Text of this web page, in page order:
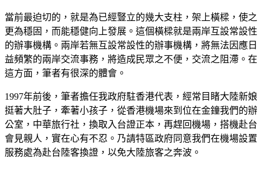
當前最迫切的，就是為已經豎立的幾大支柱，架上橫樑，使之
更為穩固，而能穩健向上發展。這個橫樑就是兩岸互設常設性
的辦事機構。兩岸若無互設常設性的辦事機構，將無法因應日
益頻繁的兩岸交流事務，將造成民眾之不便，交流之阻滯。在
這方面，筆者有很深的體會。
1997年前後，筆者擔任我政府駐香港代表，經常目睹大陸新娘
挺著大肚子，牽著小孩子，從香港機場來到位在金鐘我們的辦
公室，中華旅行社，換取入台證正本，再趕回機場，搭機赴台
會見親人，實在心有不忍。乃請特區政府同意我們在機場設置
服務處為赴台陸客換證，以免大陸旅客之奔波。